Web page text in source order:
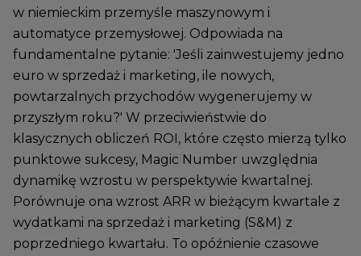
w niemieckim przemyśle maszynowym i
automatyce przemysłowej. Odpowiada na
fundamentalne pytanie: 'Jeśli zainwestujemy jedno
euro w sprzedaż i marketing, ile nowych,
powtarzalnych przychodów wygenerujemy w
przyszłym roku?' W przeciwieństwie do
klasycznych obliczeń ROI, które często mierzą tylko
punktowe sukcesy, Magic Number uwzględnia
dynamikę wzrostu w perspektywie kwartalnej.
Porównuje ona wzrost ARR w bieżącym kwartale z
wydatkami na sprzedaż i marketing (S&M) z
poprzedniego kwartału. To opóźnienie czasowe